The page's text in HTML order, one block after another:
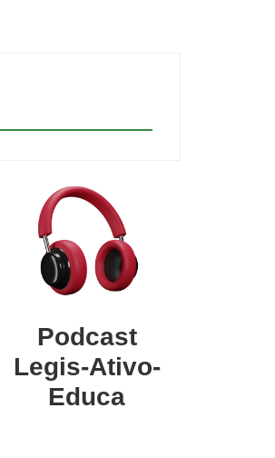
Podcast
Legis-Ativo-
Educa